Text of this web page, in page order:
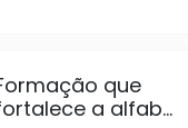
que
a alfab...